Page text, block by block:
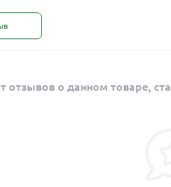
отзывов о данном товаре,